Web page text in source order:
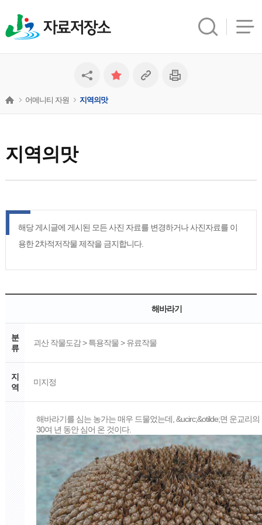
자료저장소
지역의맛
어메니티 자원 지역의맛
해당 게시글에 게시된 모든 사진 자료를 변경하거나 사진자료를 이
용한 2차적저작물 제작을 금지합니다.
해바라기
분
류
괴산 작물도감 > 특용작물 > 유료작물
지
역
미지정
해바라기를 심는 농가는 매우 드물었는데, &ucirc;&otilde;면 운교리
30여 년 동안 심어 온 것이다.